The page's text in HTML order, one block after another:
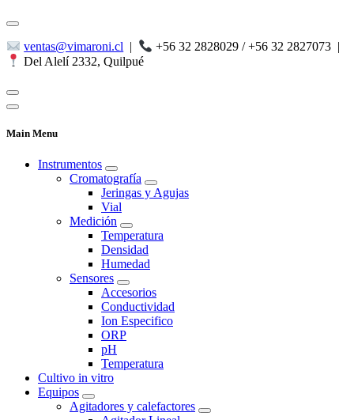
ventas@vimaroni.cl | +56 32 2828029 / +56 32 2827073 |
Del Alelí 2332, Quilpué
Main Menu
Instrumentos
Cromatografía
Jeringas y Agujas
Vial
Medición
Temperatura
Densidad
Humedad
Sensores
Accesorios
Conductividad
Ion Especifico
ORP
pH
Temperatura
Cultivo in vitro
Equipos
Agitadores y calefactores